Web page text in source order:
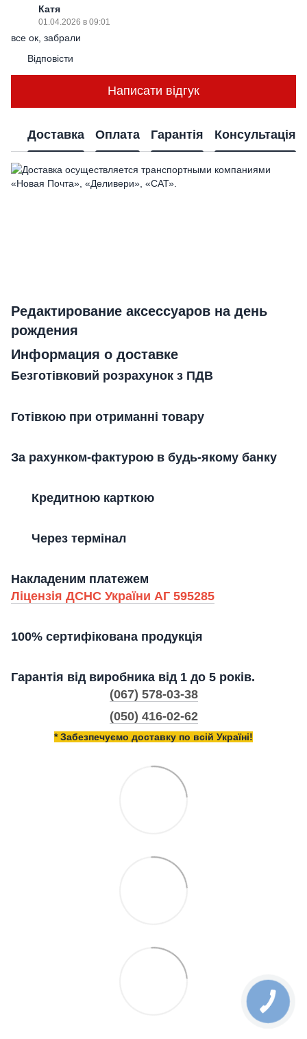
Катя
01.04.2026 в 09:01
все ок, забрали
Відповісти
Написати відгук
Доставка Оплата Гарантія Консультація
Редактирование аксессуаров на день
рождения
Информация о доставке
Безготівковий розрахунок з ПДВ
Готівкою при отриманні товару
За рахунком-фактурою в будь-якому банку
Кредитною карткою
Через термінал
Накладеним платежем
Ліцензія ДСНС України АГ 595285
100% сертифікована продукція
Гарантія від виробника від 1 до 5 років.
(067) 578-03-38
(050) 416-02-62
* Забезпечуємо доставку по всій Україні!